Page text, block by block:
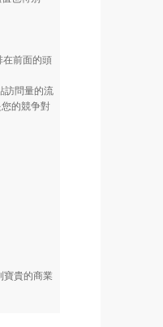
前面的頭
訪問量的流
的競争對
貴的商業